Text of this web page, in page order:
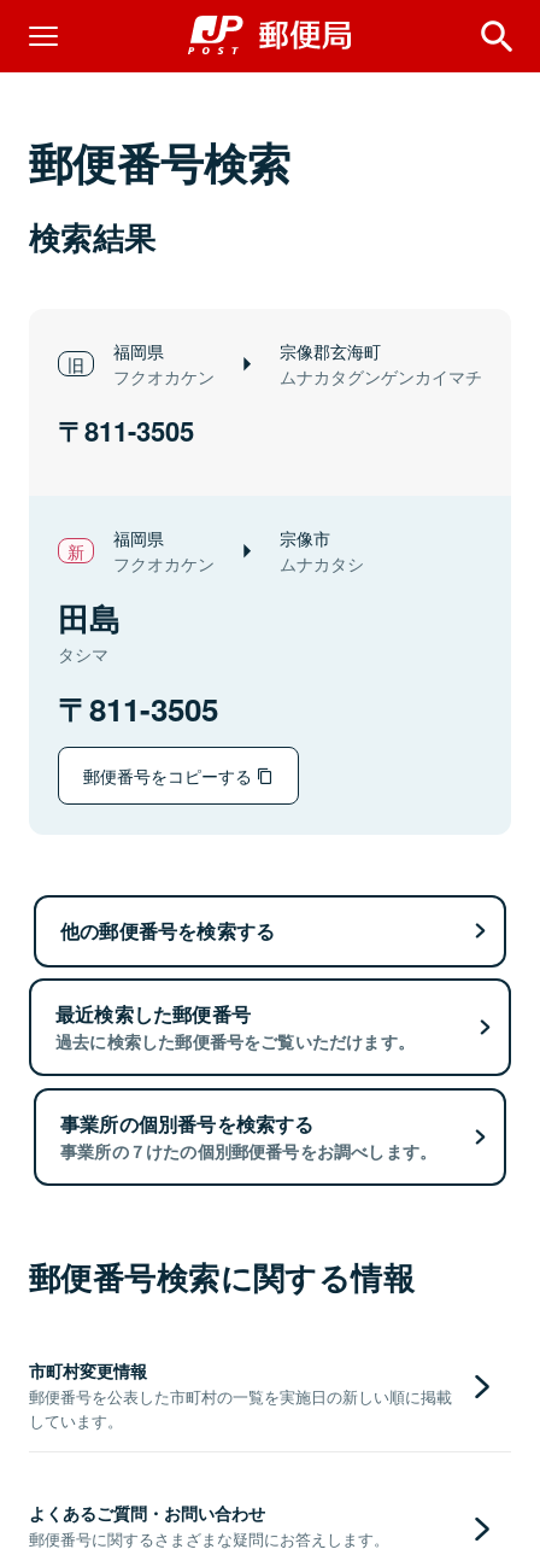
郵便番号検索
検索結果
福岡県
フクオカケン
宗像郡玄海町
ムナカタグンゲンカイマチ
811-3505
福岡県
フクオカケン
宗像市
ムナカタシ
田島
タシマ
811-3505
郵便番号をコピーする
他の郵便番号を検索する
最近検索した郵便番号
過去に検索した郵便番号をご覧いただけます。
事業所の個別番号を検索する
事業所の７けたの個別郵便番号をお調べします。
郵便番号検索に関する情報
市町村変更情報
郵便番号を公表した市町村の一覧を実施日の新しい順に掲載
しています。
よくあるご質問・お問い合わせ
郵便番号に関するさまざまな疑問にお答えします。